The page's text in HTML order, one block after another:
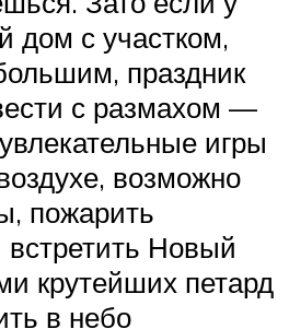
дом с участком,
праздник
с размахом —
игры
возможно
пожарить
Новый
крутейших петард
в небо